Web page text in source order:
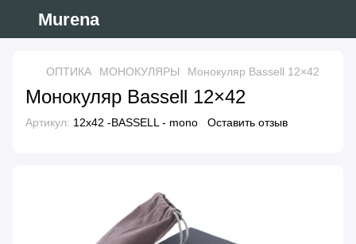
Murena
ОПТИКА МОНОКУЛЯРЫ Монокуляр Bassell 12×42
Монокуляр Bassell 12×42
Артикул: 12x42 -BASSELL - mono Оставить отзыв